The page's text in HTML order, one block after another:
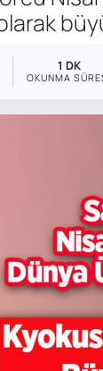
1 DK
OKUNMA